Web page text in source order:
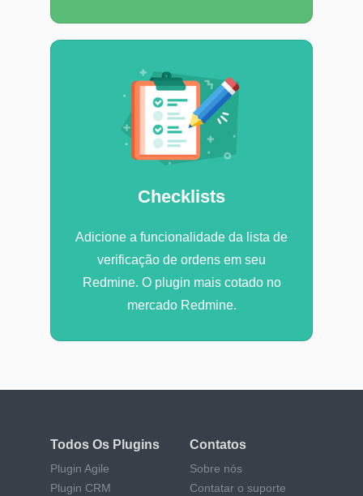
Checklists
Adicione a funcionalidade da lista de
verificação de ordens em seu
Redmine. O plugin mais cotado no
mercado Redmine.
Todos Os Plugins
Plugin Agile
Plugin CRM
Contatos
Sobre nós
Contatar o suporte